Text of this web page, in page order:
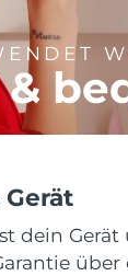
dein Gerät
über